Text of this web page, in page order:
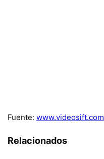
Fuente: www.videosift.com
Relacionados